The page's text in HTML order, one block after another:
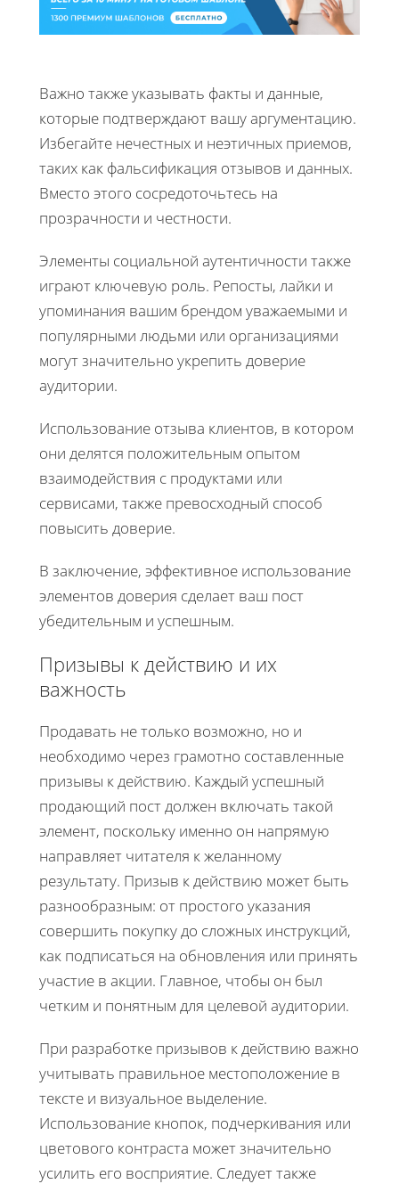
Важно также указывать факты и данные,
которые подтверждают вашу аргументацию.
Избегайте нечестных и неэтичных приемов,
таких как фальсификация отзывов и данных.
Вместо этого сосредоточьтесь на
прозрачности и честности.
Элементы социальной аутентичности также
играют ключевую роль. Репосты, лайки и
упоминания вашим брендом уважаемыми и
популярными людьми или организациями
могут значительно укрепить доверие
аудитории.
Использование отзыва клиентов, в котором
они делятся положительным опытом
взаимодействия с продуктами или
сервисами, также превосходный способ
повысить доверие.
В заключение, эффективное использование
элементов доверия сделает ваш пост
убедительным и успешным.
Призывы к действию и их
важность
Продавать не только возможно, но и
необходимо через грамотно составленные
призывы к действию. Каждый успешный
продающий пост должен включать такой
элемент, поскольку именно он напрямую
направляет читателя к желанному
результату. Призыв к действию может быть
разнообразным: от простого указания
совершить покупку до сложных инструкций,
как подписаться на обновления или принять
участие в акции. Главное, чтобы он был
четким и понятным для целевой аудитории.
При разработке призывов к действию важно
учитывать правильное местоположение в
тексте и визуальное выделение.
Использование кнопок, подчеркивания или
цветового контраста может значительно
усилить его восприятие. Следует также